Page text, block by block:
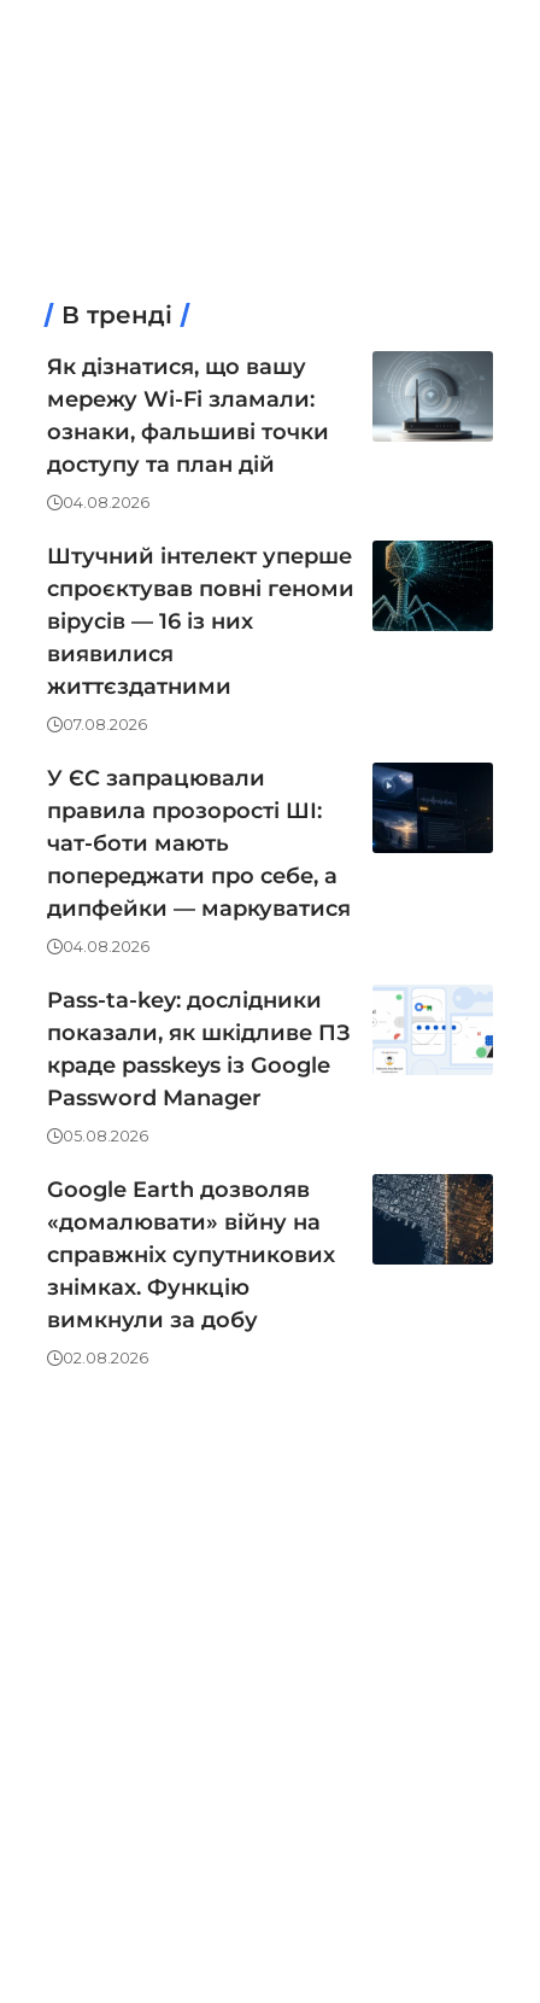
В тренді
Як дізнатися, що вашу
мережу Wi-Fi зламали:
ознаки, фальшиві точки
доступу та план дій
04.08.2026
Штучний інтелект уперше
спроєктував повні геноми
вірусів — 16 із них
виявилися
життєздатними
07.08.2026
У ЄС запрацювали
правила прозорості ШІ:
чат-боти мають
попереджати про себе, а
дипфейки — маркуватися
04.08.2026
Pass-ta-key: дослідники
показали, як шкідливе ПЗ
краде passkeys із Google
Password Manager
05.08.2026
Google Earth дозволяв
«домалювати» війну на
справжніх супутникових
знімках. Функцію
вимкнули за добу
02.08.2026